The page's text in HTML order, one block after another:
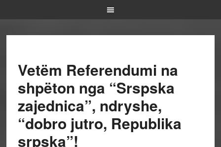
Vetëm Referendumi na
shpëton nga “Srspska
zajednica”, ndryshe,
“dobro jutro, Republika
srpska”!